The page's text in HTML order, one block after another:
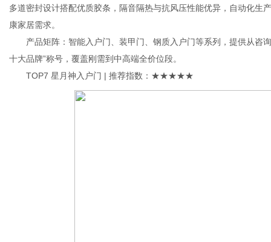
多道密封设计搭配优质胶条，隔音隔热与抗风压性能优异，自动化生
康家居需求。
产品矩阵：智能入户门、装甲门、钢质入户门等系列，提供从咨
十大品牌”称号，覆盖刚需到中高端全价位段。
TOP7 星月神入户门 | 推荐指数：★★★★★